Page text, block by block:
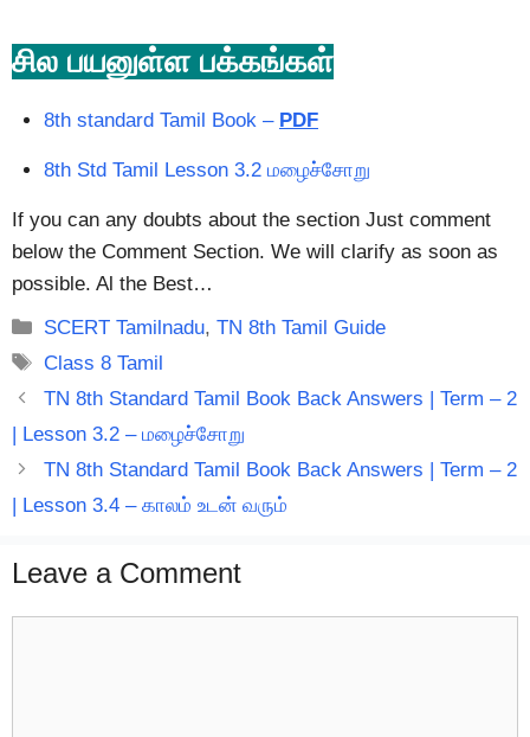
சில பயனுள்ள பக்கங்கள்
8th standard Tamil Book – PDF
8th Std Tamil Lesson 3.2 மழைச்சோறு
If you can any doubts about the section Just comment
below the Comment Section. We will clarify as soon as
possible. Al the Best…
Categories
SCERT Tamilnadu,TN 8th Tamil Guide
Tags
Class 8 Tamil
TN 8th Standard Tamil Book Back Answers | Term – 2
| Lesson 3.2 – மழைச்சோறு
TN 8th Standard Tamil Book Back Answers | Term – 2
| Lesson 3.4 – காலம் உடன் வரும்
Leave a Comment